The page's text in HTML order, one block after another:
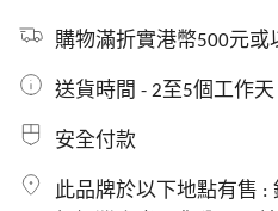
購物滿折實港幣500元
送貨時間 - 2至5個工作天
安全付款
此品牌於以下地點有售 :